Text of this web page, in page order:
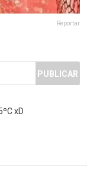
Reportar
PUBLICAR
xD